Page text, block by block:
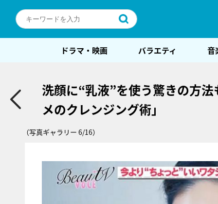
ドラマ・映画 バラエティ 音
洗顔に“乳液”を使う驚きの方
メのクレンジング術」
（写真ギャラリー 6/16）